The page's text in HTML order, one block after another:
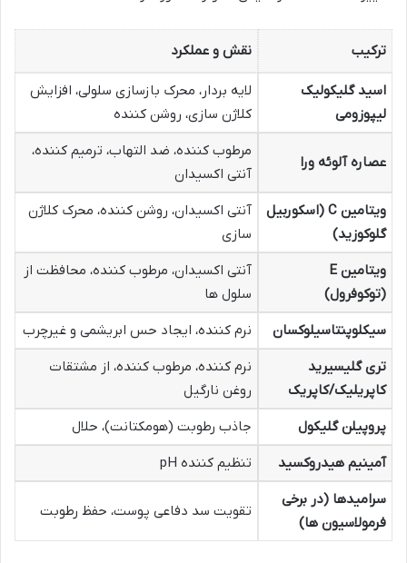
ترکیب نقش و عملکرد
اسید گلیکولیک
لیپوزومی
لایه بردار، محرک بازسازی سلولی، افزایش
کلاژن سازی، روشن کننده
عصاره آلوئه ورا
مرطوب کننده، ضد التهاب، ترمیم کننده،
آنتی اکسیدان
ویتامین C (اسکوربیل
گلوکوزید)
آنتی اکسیدان، روشن کننده، محرک کلاژن
سازی
ویتامین E
(توکوفرول)
آنتی اکسیدان، مرطوب کننده، محافظت از
سلول ها
سیکلوپنتاسیلوکسان
نرم کننده، ایجاد حس ابریشمی و غیرچرب
تری گلیسیرید
کاپریلیک/کاپریک
نرم کننده، مرطوب کننده، از مشتقات
روغن نارگیل
پروپیلن گلیکول
جاذب رطوبت (هومکتانت)، حلال
آمینیم هیدروکسید
تنظیم کننده pH
سرامیدها (در برخی
فرمولاسیون ها)
تقویت سد دفاعی پوست، حفظ رطوبت